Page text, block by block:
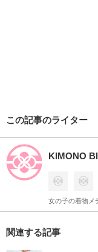
この記事のライター
KIMONO
女の子の着物メ
関連する記事